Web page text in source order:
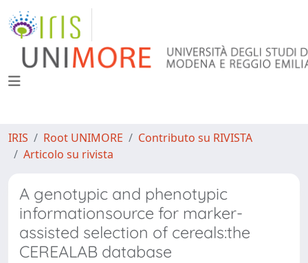
IRIS Root UNIMORE
Contributo su RIVISTA
Articolo su rivista
A genotypic and phenotypic
informationsource for marker-
assisted selection of cereals:the
CEREALAB database